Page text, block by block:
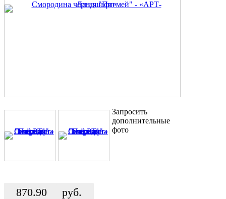
Запросить
дополнительные
фото
870.90 руб.